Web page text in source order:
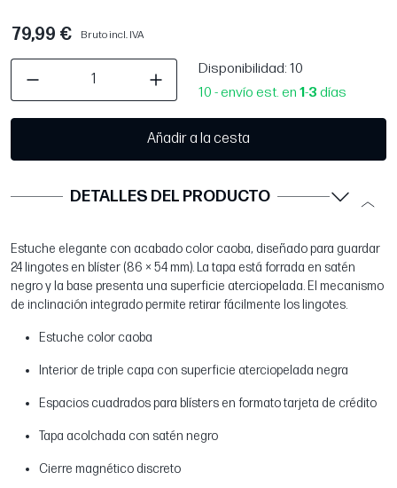
79,99 € Bruto incl. IVA
Disponibilidad: 10
10 - envío est. en 1-3 días
Añadir a la cesta
DETALLES DEL PRODUCTO
Estuche elegante con acabado color caoba, diseñado para guardar
24 lingotes en blíster (86 × 54 mm). La tapa está forrada en satén
negro y la base presenta una superficie aterciopelada. El mecanismo
de inclinación integrado permite retirar fácilmente los lingotes.
Estuche color caoba
Interior de triple capa con superficie aterciopelada negra
Espacios cuadrados para blísters en formato tarjeta de crédito
Tapa acolchada con satén negro
Cierre magnético discreto